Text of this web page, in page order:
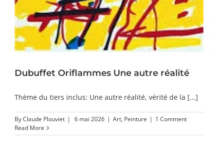
Dubuffet Oriflammes Une autre réalité
Thème du tiers inclus: Une autre réalité, vérité de la [...]
ByClaude Plouviet | 6 mai 2026 | Art, Peinture | 1 Comment
Read More